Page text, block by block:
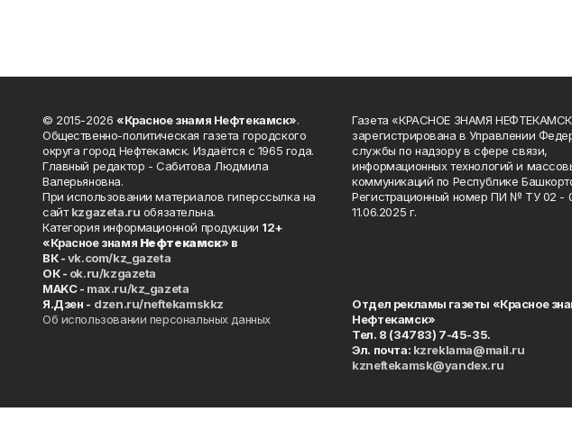
© 2015-2026 «Красное знамя Нефтекамск».
Общественно-политическая газета городского
округа город Нефтекамск. Издаётся с 1965 года.
Главный редактор - Сабитова Людмила
Валерьяновна.
При использовании материалов гиперссылка на
сайтkzgazeta.ru обязательна.
Категория информационной продукции 12+
«Красное знамя Нефтекамск» в
ВК -vk.com/kz_gazeta
ОК - ok.ru/kzgazeta
MAKC - max.ru/kz_gazeta
Я.Дзен - dzen.ru/neftekamskkz
Об использовании персональных данных
Газета «КРАСНОЕ ЗНАМЯ
зарегистрирована в Управлении
службы по надзору в сфере связи,
информационных технологий и
коммуникаций по Республике
Регистрационный номер ПИ № ТУ 02 -
11.06.2025 г.
Отдел рекламы газеты «Красное
Нефтекамск»
Тел. 8 (34783) 7-45-35.
Эл. почта: kzreklama@mail.ru
kzneftekamsk@yandex.ru